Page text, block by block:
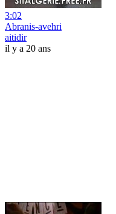
3:02
Abranis-avehri
aitidir
il y a 20 ans